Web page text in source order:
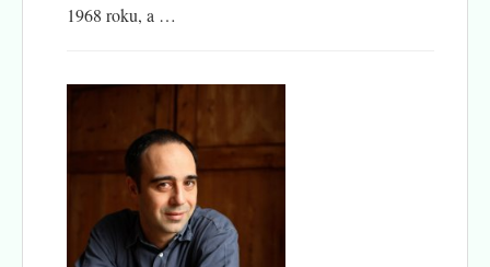
1968 roku, a …